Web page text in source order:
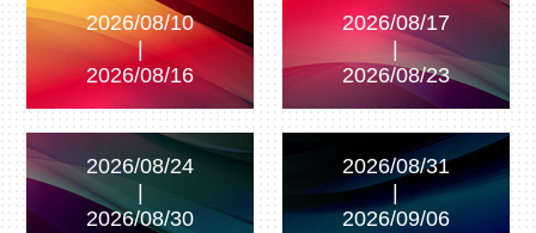
2026/08/10
|
2026/08/16
2026/08/17
|
2026/08/23
2026/08/24
2026/08/30
2026/08/31
|
2026/09/06